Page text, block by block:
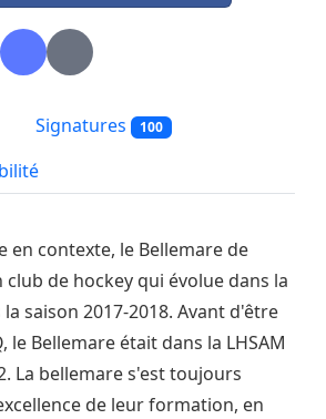
Signatures 100
en contexte, le Bellemare de
club de hockey qui évolue dans la
la saison 2017-2018. Avant d'être
le Bellemare était dans la LHSAM
La bellemare s'est toujours
de leur formation, en